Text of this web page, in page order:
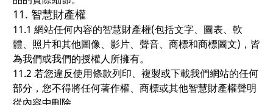
11. 智慧財產權
11.1 網站任何內容的智慧財產權(包括文字、圖表、軟
體、照片和其他圖像、影片、聲音、商標和商標圖文)，皆
為我們或我們的授權人所擁有。
11.2 若您違反使用條款列印、複製或下載我們網站的任何
部分，您不得將任何著作權、商標或其他智慧財產權聲明